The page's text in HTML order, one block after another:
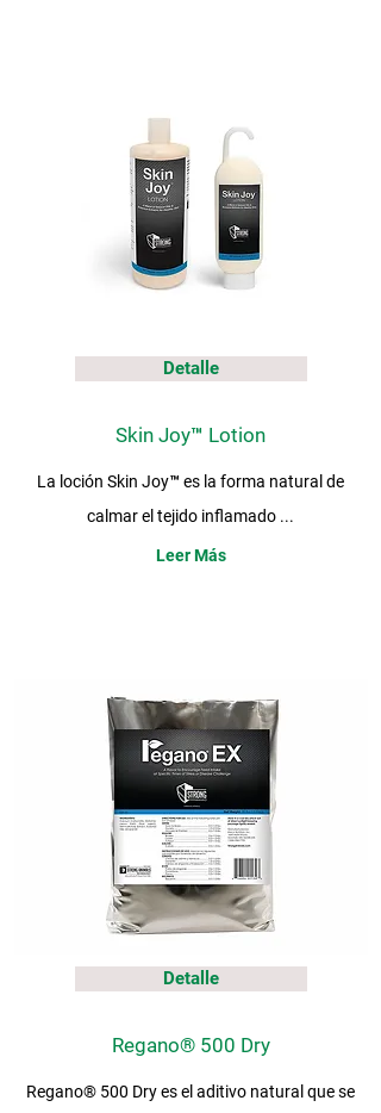
Detalle
Skin Joy™ Lotion
La loción Skin Joy™ es la forma natural de
calmar el tejido inflamado ...
Leer Más
Detalle
Regano® 500 Dry
Regano® 500 Dry es el aditivo natural que se